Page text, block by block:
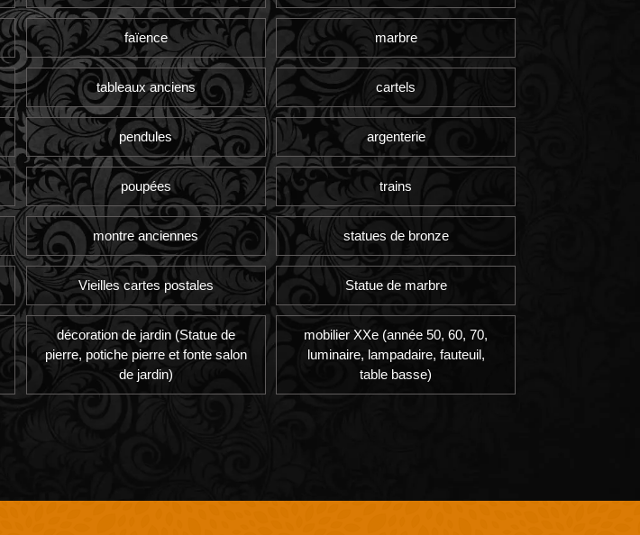
faïence marbre
tableaux anciens cartels
pendules argenterie
poupées trains
montre anciennes statues de bronze
Vieilles cartes postales Statue de marbre
décoration de jardin (Statue de
pierre, potiche pierre et fonte salon
de jardin)
mobilier XXe (année 50, 60, 70,
luminaire, lampadaire, fauteuil,
table basse)